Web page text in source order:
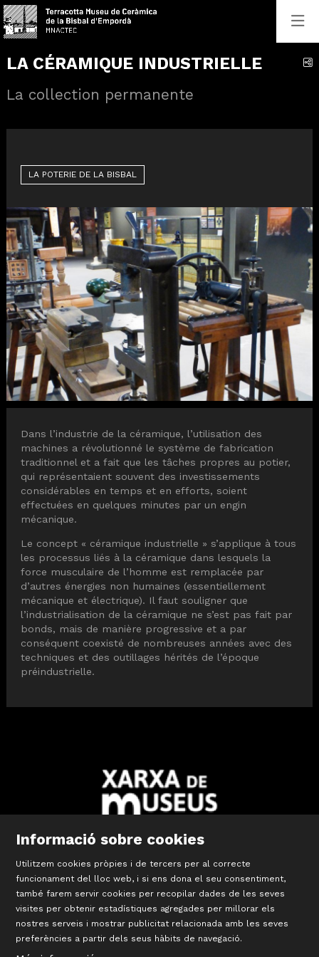
LA CÉRAMIQUE INDUSTRIELLE
La collection permanente
LA POTERIE DE LA BISBAL
Diapositiva 1 de 1
Dans l’industrie de la céramique, l’utilisation des
machines a révolutionné le système de fabrication
traditionnel et a fait que les tâches propres au potier,
qui représentaient souvent des investissements
considérables en temps et en efforts, soient
effectuées en quelques minutes par un engin
mécanique.
Le concept « céramique industrielle » s’applique à tous
les processus liés à la céramique dans lesquels la
force musculaire de l’homme est remplacée par
d’autres énergies non humaines (essentiellement
mécanique et électrique). Il faut souligner que
l’industrialisation de la céramique ne s’est pas fait par
bonds, mais de manière progressive et a par
conséquent coexisté de nombreuses années avec des
techniques et des outillages hérités de l’époque
préindustrielle.
Diapositiva 2 de 10: Xarxa Territorial de Museus de les
Terracotta Museu
Sis d’octubre, 99 | La Bisbal d’Empordà
Informació sobre cookies
Utilitzem cookies pròpies i de tercers per al correcte
funcionament del lloc web, i si ens dona el seu consentiment,
també farem servir cookies per recopilar dades de les seves
visites per obtenir estadístiques agregades per millorar els
nostres serveis i mostrar publicitat relacionada amb les seves
preferències a partir dels seus hàbits de navegació.